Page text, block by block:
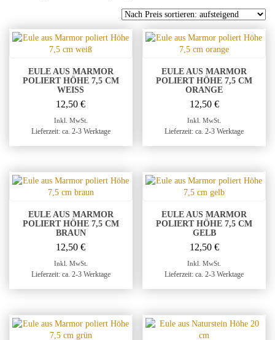
sortiert:
aufsteigend
EULE AUS MARMOR
POLIERT HÖHE 7,5 CM
WEISS
12,50€
Inkl. MwSt.
Lieferzeit: ca. 2-3 Werktage
EULE AUS MARMOR
POLIERT HÖHE 7,5 CM
ORANGE
12,50 €
Inkl. MwSt.
Lieferzeit: ca. 2-3 Werktage
EULE AUS MARMOR
POLIERT HÖHE 7,5 CM
BRAUN
12,50€
Inkl. MwSt.
Lieferzeit: ca. 2-3 Werktage
EULE AUS MARMOR
POLIERT HÖHE 7,5 CM
GELB
12,50 €
Inkl. MwSt.
Lieferzeit: ca. 2-3 Werktage